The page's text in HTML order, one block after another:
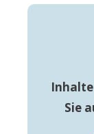
Sie